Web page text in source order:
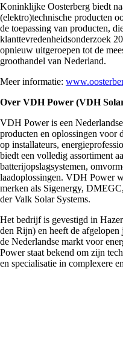
Koninklijke Oosterberg biedt
(elektro)technische producten
de toepassing van producten,
klanttevredenheidsonderzoek
opnieuw uitgeroepen tot de
groothandel van Nederland.
Meer informatie:
Over VDH Power (VDH
VDH Power is een
producten en oplossingen voor
op installateurs,
biedt een volledig assortiment
batterijopslagsystemen,
laadoplossingen. VDH Power
merken als Sigenergy,
der Valk Solar Systems.
Het bedrijf is gevestigd in
den Rijn) en heeft de
de Nederlandse markt voor
Power staat bekend om zijn
en specialisatie in complexere